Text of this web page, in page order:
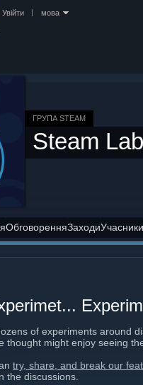
Увійти мова
ГРУПА STEAM
Steam
ОбговоренняЗаходиУчасники
of experiments around
thought might enjoy seeing
try, share, and break our
the discussions.